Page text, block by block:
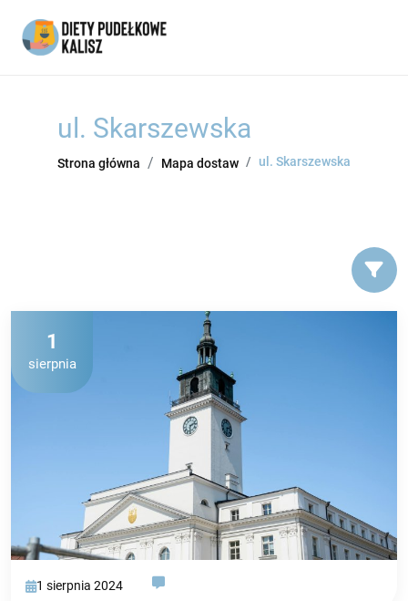
ul. Skarszewska
Strona główna Mapa dostaw ul. Skarszewska
1 sierpnia 2024
1
sierpnia